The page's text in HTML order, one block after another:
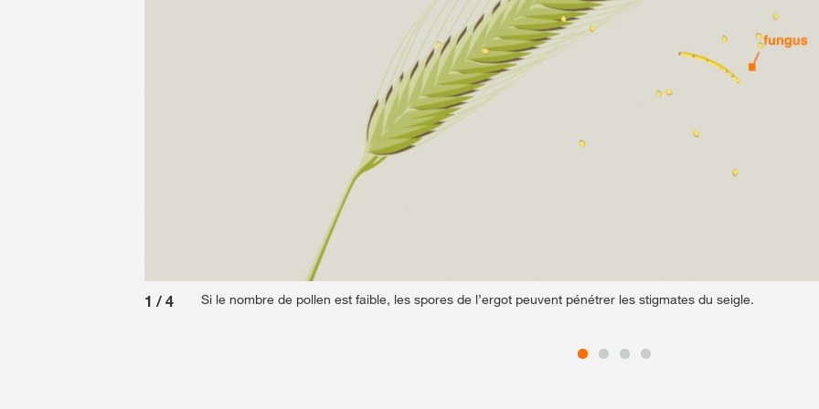
1 / 4 Si le nombre de pollen est faible, les spores de l’ergot peuvent pénétrer les stigmates du seigle.